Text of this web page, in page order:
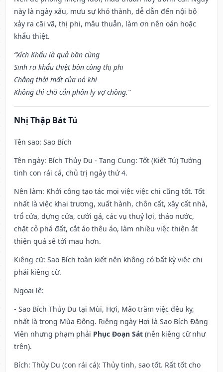
này là ngày xấu, mưu sự khó thành, dễ dẫn đến nội bộ
xảy ra cãi vã, thị phi, mâu thuẫn, làm ơn nên oán hoặc
khẩu thiệt.
“Xích Khẩu là quả bần cùng
Sinh ra khẩu thiệt bàn cùng thị phi
Chẳng thời mất của nó khi
Không thì chó cắn phân ly vợ chồng.”
Nhị Thập Bát Tú
Tên sao: Sao Bích
Tên ngày: Bích Thủy Du - Tang Cung: Tốt (Kiết Tú) Tướng
tinh con rái cá, chủ trị ngày thứ 4.
Nên làm: Khởi công tạo tác mọi việc việc chi cũng tốt. Tốt
nhất là việc khai trương, xuất hành, chôn cất, xây cất nhà,
trổ cửa, dựng cửa, cưới gả, các vụ thuỷ lợi, tháo nước,
chặt cỏ phá đất, cắt áo thêu áo, làm nhiều việc thiện ắt
thiện quả sẽ tới mau hơn.
Kiêng cữ: Sao Bích toàn kiết nên không có bất kỳ việc chi
phải kiêng cữ.
Ngoại lệ:
- Sao Bích Thủy Du tại Mùi, Hợi, Mão trăm việc đều kỵ,
nhất là trong Mùa Đông. Riêng ngày Hợi là Sao Bích Đăng
Viên nhưng phạm phải Phục Đoạn Sát (nên kiêng cữ như
trên).
Bích: Thủy Du (con rái cá): Thủy tinh, sao tốt. Rất tốt cho